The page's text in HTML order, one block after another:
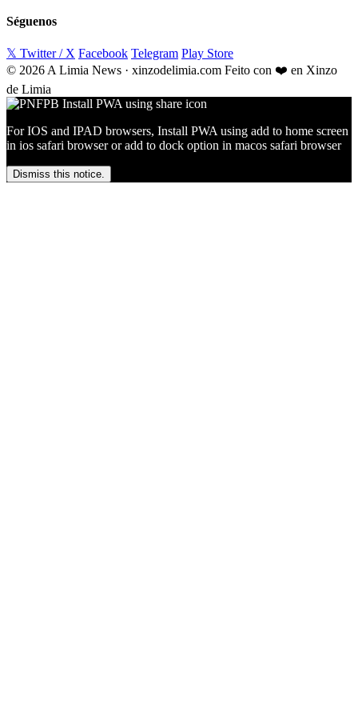
Séguenos
𝕏 Twitter / X Facebook Telegram Play Store
© 2026 A Limia News · xinzodelimia.com Feito con ❤️ en Xinzo
de Limia
For IOS and IPAD browsers, Install PWA using add to home screen
in ios safari browser or add to dock option in macos safari browser
Dismiss this notice.